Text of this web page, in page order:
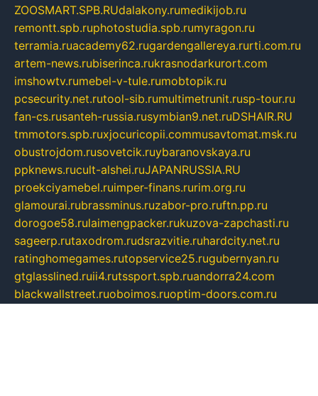
ZOOSMART.SPB.RUdalakony.rumedikijob.ru
remontt.spb.ruphotostudia.spb.rumyragon.ru
terramia.ruacademy62.rugardengallereya.rurti.com.ru
artem-news.rubiserinca.rukrasnodarkurort.com
imshowtv.rumebel-v-tule.rumobtopik.ru
pcsecurity.net.rutool-sib.rumultimetrunit.rusp-tour.ru
fan-cs.rusanteh-russia.rusymbian9.net.ruDSHAIR.RU
tmmotors.spb.ruxjocuricopii.commusavtomat.msk.ru
obustrojdom.rusovetcik.ruybaranovskaya.ru
ppknews.rucult-alshei.ruJAPANRUSSIA.RU
proekciyamebel.ruimper-finans.rurim.org.ru
glamourai.rubrassminus.ruzabor-pro.ruftn.pp.ru
dorogoe58.rulaimengpacker.rukuzova-zapchasti.ru
sageerp.rutaxodrom.rudsrazvitie.ruhardcity.net.ru
ratinghomegames.rutopservice25.rugubernyan.ru
gtglasslined.ruii4.rutssport.spb.ruandorra24.com
blackwallstreet.ruoboimos.ruoptim-doors.com.ru